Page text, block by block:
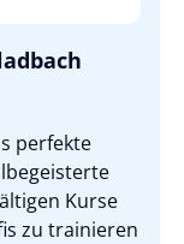
perfekte
Kurse
zu trainieren